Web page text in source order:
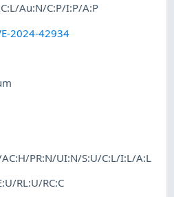
Au:N/C:P/I:P/A:P
2024-42934
AC:H/PR:N/UI:N/S:U/C:L/I:L/A:L
RL:U/RC:C